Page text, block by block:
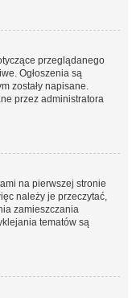
przeglądanego
Ogłoszenia są
zostały napisane.
przez administratora
na pierwszej stronie
należy je przeczytać,
zamieszczania
tematów są